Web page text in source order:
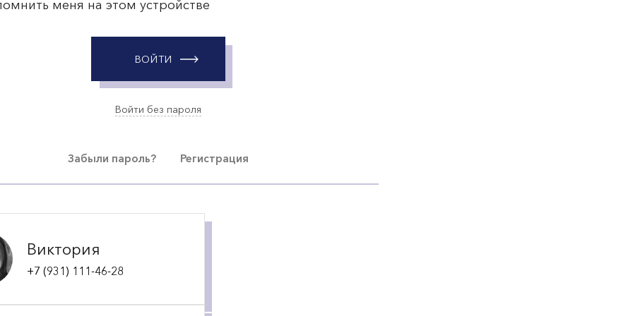
меня на этом устройстве
ВОЙТИ
Войти без пароля
Забыли пароль? Регистрация
Виктория
+7 (931) 111-46-28